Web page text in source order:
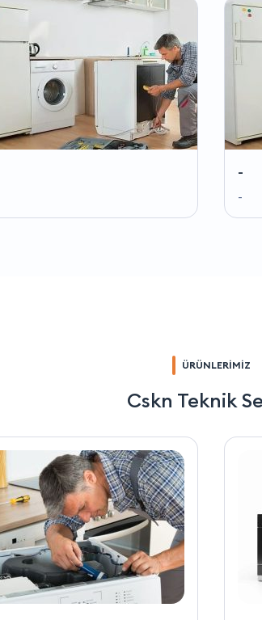
-
-
ÜRÜNLERİMİZ
Cskn Teknik